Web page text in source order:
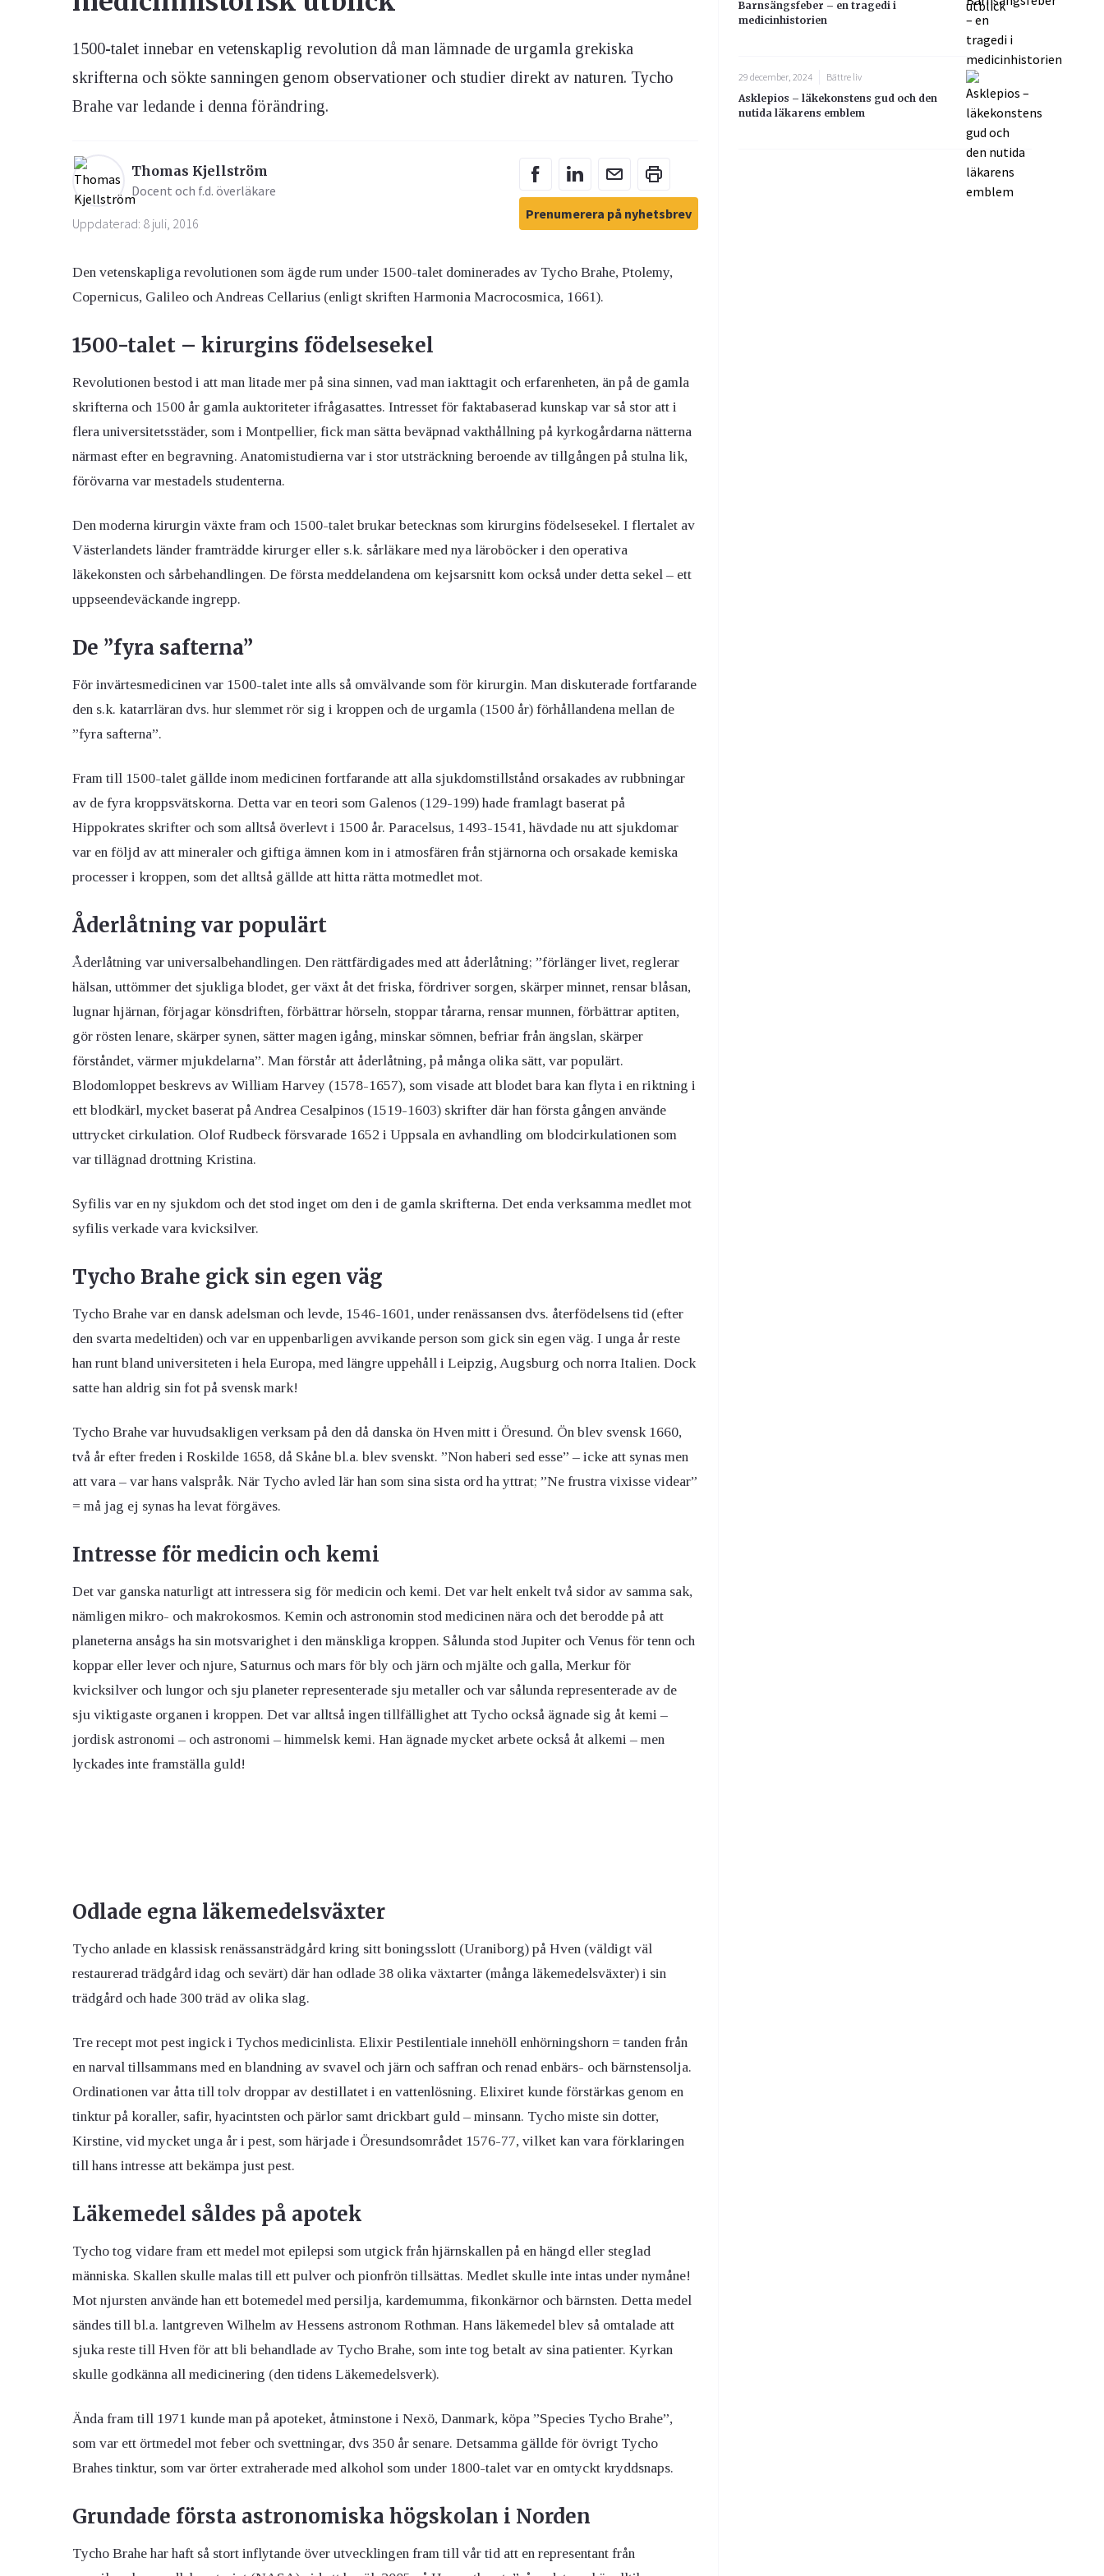
Ögon & Öron
Övervikt
1500-talet innebar en vetenskaplig revolution då man lämnade de urgamla grekiska
skrifterna och sökte sanningen genom observationer och studier direkt av naturen. Tycho
Brahe var ledande i denna förändring.
Thomas Kjellström
Docent och f.d. överläkare
Uppdaterad: 8 juli, 2016
Prenumerera på nyhetsbrev
Den vetenskapliga revolutionen som ägde rum under 1500-talet dominerades av Tycho Brahe, Ptolemy,
Copernicus, Galileo och Andreas Cellarius (enligt skriften Harmonia Macrocosmica, 1661).
1500-talet – kirurgins födelsesekel
Revolutionen bestod i att man litade mer på sina sinnen, vad man iakttagit och erfarenheten, än på de gamla
skrifterna och 1500 år gamla auktoriteter ifrågasattes. Intresset för faktabaserad kunskap var så stor att i
flera universitetsstäder, som i Montpellier, fick man sätta beväpnad vakthållning på kyrkogårdarna nätterna
närmast efter en begravning. Anatomistudierna var i stor utsträckning beroende av tillgången på stulna lik,
förövarna var mestadels studenterna.
Den moderna kirurgin växte fram och 1500-talet brukar betecknas som kirurgins födelsesekel. I flertalet av
Västerlandets länder framträdde kirurger eller s.k. sårläkare med nya läroböcker i den operativa
läkekonsten och sårbehandlingen. De första meddelandena om kejsarsnitt kom också under detta sekel – ett
uppseendeväckande ingrepp.
De ”fyra safterna”
För invärtesmedicinen var 1500-talet inte alls så omvälvande som för kirurgin. Man diskuterade fortfarande
den s.k. katarrläran dvs. hur slemmet rör sig i kroppen och de urgamla (1500 år) förhållandena mellan de
”fyra safterna”.
Fram till 1500-talet gällde inom medicinen fortfarande att alla sjukdomstillstånd orsakades av rubbningar
av de fyra kroppsvätskorna. Detta var en teori som Galenos (129-199) hade framlagt baserat på
Hippokrates skrifter och som alltså överlevt i 1500 år. Paracelsus, 1493-1541, hävdade nu att sjukdomar
var en följd av att mineraler och giftiga ämnen kom in i atmosfären från stjärnorna och orsakade kemiska
processer i kroppen, som det alltså gällde att hitta rätta motmedlet mot.
Åderlåtning var populärt
Åderlåtning var universalbehandlingen. Den rättfärdigades med att åderlåtning; ”förlänger livet, reglerar
hälsan, uttömmer det sjukliga blodet, ger växt åt det friska, fördriver sorgen, skärper minnet, rensar blåsan,
lugnar hjärnan, förjagar könsdriften, förbättrar hörseln, stoppar tårarna, rensar munnen, förbättrar aptiten,
gör rösten lenare, skärper synen, sätter magen igång, minskar sömnen, befriar från ängslan, skärper
förståndet, värmer mjukdelarna”. Man förstår att åderlåtning, på många olika sätt, var populärt.
Blodomloppet beskrevs av William Harvey (1578-1657), som visade att blodet bara kan flyta i en riktning i
ett blodkärl, mycket baserat på Andrea Cesalpinos (1519-1603) skrifter där han första gången använde
uttrycket cirkulation. Olof Rudbeck försvarade 1652 i Uppsala en avhandling om blodcirkulationen som
var tillägnad drottning Kristina.
Syfilis var en ny sjukdom och det stod inget om den i de gamla skrifterna. Det enda verksamma medlet mot
syfilis verkade vara kvicksilver.
Tycho Brahe gick sin egen väg
Tycho Brahe var en dansk adelsman och levde, 1546-1601, under renässansen dvs. återfödelsens tid (efter
den svarta medeltiden) och var en uppenbarligen avvikande person som gick sin egen väg. I unga år reste
han runt bland universiteten i hela Europa, med längre uppehåll i Leipzig, Augsburg och norra Italien. Dock
satte han aldrig sin fot på svensk mark!
Tycho Brahe var huvudsakligen verksam på den då danska ön Hven mitt i Öresund. Ön blev svensk 1660,
två år efter freden i Roskilde 1658, då Skåne bl.a. blev svenskt. ”Non haberi sed esse” – icke att synas men
att vara – var hans valspråk. När Tycho avled lär han som sina sista ord ha yttrat; ”Ne frustra vixisse videar”
= må jag ej synas ha levat förgäves.
Intresse för medicin och kemi
Det var ganska naturligt att intressera sig för medicin och kemi. Det var helt enkelt två sidor av samma sak,
nämligen mikro- och makrokosmos. Kemin och astronomin stod medicinen nära och det berodde på att
planeterna ansågs ha sin motsvarighet i den mänskliga kroppen. Sålunda stod Jupiter och Venus för tenn och
koppar eller lever och njure, Saturnus och mars för bly och järn och mjälte och galla, Merkur för
kvicksilver och lungor och sju planeter representerade sju metaller och var sålunda representerade av de
sju viktigaste organen i kroppen. Det var alltså ingen tillfällighet att Tycho också ägnade sig åt kemi –
jordisk astronomi – och astronomi – himmelsk kemi. Han ägnade mycket arbete också åt alkemi – men
lyckades inte framställa guld!
Odlade egna läkemedelsväxter
Tycho anlade en klassisk renässansträdgård kring sitt boningsslott (Uraniborg) på Hven (väldigt väl
restaurerad trädgård idag och sevärt) där han odlade 38 olika växtarter (många läkemedelsväxter) i sin
trädgård och hade 300 träd av olika slag.
Tre recept mot pest ingick i Tychos medicinlista. Elixir Pestilentiale innehöll enhörningshorn = tanden från
en narval tillsammans med en blandning av svavel och järn och saffran och renad enbärs- och bärnstensolja.
Ordinationen var åtta till tolv droppar av destillatet i en vattenlösning. Elixiret kunde förstärkas genom en
tinktur på koraller, safir, hyacintsten och pärlor samt drickbart guld – minsann. Tycho miste sin dotter,
Kirstine, vid mycket unga år i pest, som härjade i Öresundsområdet 1576-77, vilket kan vara förklaringen
till hans intresse att bekämpa just pest.
Läkemedel såldes på apotek
Tycho tog vidare fram ett medel mot epilepsi som utgick från hjärnskallen på en hängd eller steglad
människa. Skallen skulle malas till ett pulver och pionfrön tillsättas. Medlet skulle inte intas under nymåne!
Mot njursten använde han ett botemedel med persilja, kardemumma, fikonkärnor och bärnsten. Detta medel
sändes till bl.a. lantgreven Wilhelm av Hessens astronom Rothman. Hans läkemedel blev så omtalade att
sjuka reste till Hven för att bli behandlade av Tycho Brahe, som inte tog betalt av sina patienter. Kyrkan
skulle godkänna all medicinering (den tidens Läkemedelsverk).
Ända fram till 1971 kunde man på apoteket, åtminstone i Nexö, Danmark, köpa ”Species Tycho Brahe”,
som var ett örtmedel mot feber och svettningar, dvs 350 år senare. Detsamma gällde för övrigt Tycho
Brahes tinktur, som var örter extraherade med alkohol som under 1800-talet var en omtyckt kryddsnaps.
Grundade första astronomiska högskolan i Norden
Tycho Brahe har haft så stort inflytande över utvecklingen fram till vår tid att en representant från
Barnsängsfeber – en tragedi i
medicinhistorien
29 december, 2024
Bättre liv
Asklepios – läkekonstens gud och den
nutida läkarens emblem